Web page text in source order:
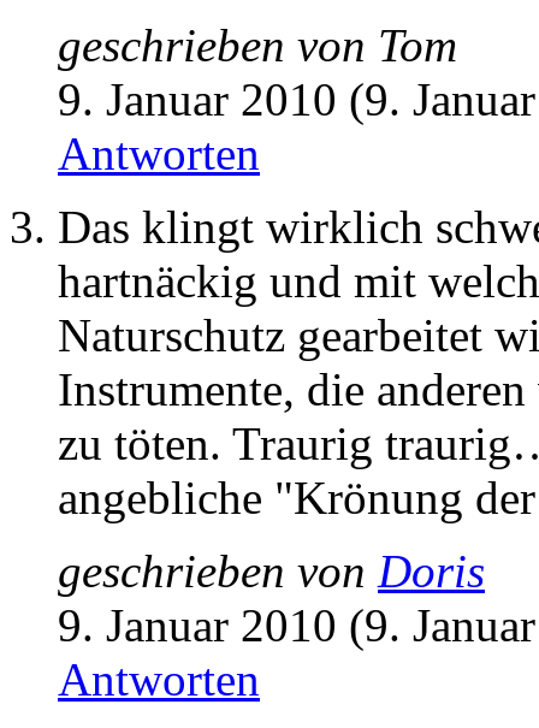
geschrieben von Tom
9. Januar 2010 (9.
Antworten
Das klingt wirklich
hartnäckig und mit
Naturschutz gearbeitet
Instrumente, die
zu töten. Traurig
angebliche "Krönung
geschrieben von Doris
9. Januar 2010 (9.
Antworten